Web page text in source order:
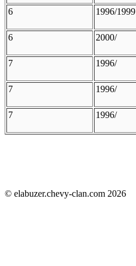
6 1996/1999
6 2000/
7 1996/
7 1996/
7 1996/
© elabuzer.chevy-clan.com 2026